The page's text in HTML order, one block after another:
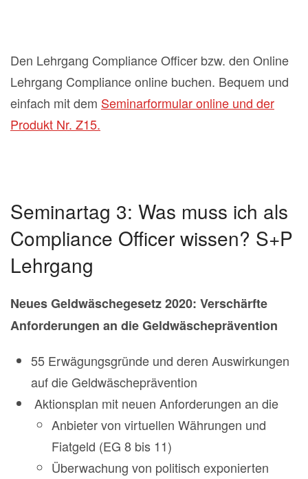
Den Lehrgang Compliance Officer bzw. den Online
Lehrgang Compliance online buchen. Bequem und
einfach mit dem Seminarformular online und der
Produkt Nr. Z15.
Seminartag 3: Was muss ich als
Compliance Officer wissen? S+P
Lehrgang
Neues Geldwäschegesetz 2020: Verschärfte
Anforderungen an die Geldwäscheprävention
55 Erwägungsgründe und deren Auswirkungen
auf die Geldwäscheprävention
Aktionsplan mit neuen Anforderungen an die
Anbieter von virtuellen Währungen und
Fiatgeld (EG 8 bis 11)
Überwachung von politisch exponierten